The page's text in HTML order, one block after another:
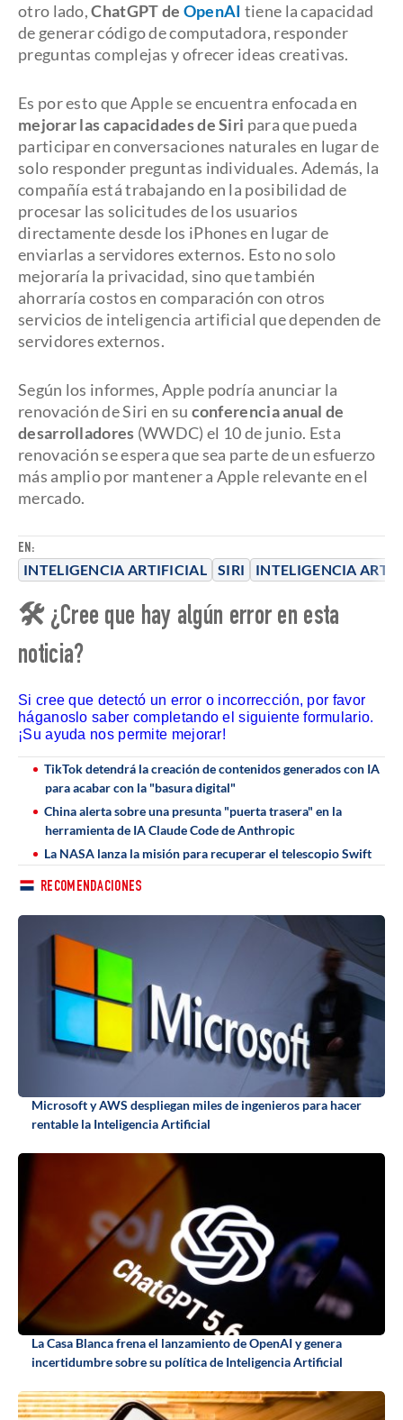
EN:
INTELIGENCIA ARTIFICIAL SIRI INTELIGENCIA
otro lado,ChatGPT de OpenAI tiene la capacidad
de generar código de computadora, responder
preguntas complejas y ofrecer ideas creativas.
Es por esto que Apple se encuentra enfocada en
mejorar las capacidades de Siri para que pueda
participar en conversaciones naturales en lugar de
solo responder preguntas individuales. Además, la
compañía está trabajando en la posibilidad de
procesar las solicitudes de los usuarios
directamente desde los iPhones en lugar de
enviarlas a servidores externos. Esto no solo
mejoraría la privacidad, sino que también
ahorraría costos en comparación con otros
servicios de inteligencia artificial que dependen de
servidores externos.
Según los informes, Apple podría anunciar la
renovación de Siri en su conferencia anual de
desarrolladores (WWDC) el 10 de junio. Esta
renovación se espera que sea parte de un esfuerzo
más amplio por mantener a Apple relevante en el
mercado.
🛠 ¿Cree que hay algún error en esta
noticia?
Si cree que detectó un error o incorrección, por favor
háganoslo saber completando el siguiente formulario.
¡Su ayuda nos permite mejorar!
TikTok detendrá la creación de contenidos generados con IA
para acabar con la "basura digital"
China alerta sobre una presunta "puerta trasera" en la
herramienta de IA Claude Code de Anthropic
La NASA lanza la misión para recuperar el telescopio Swift
RECOMENDACIONES
Microsoft y AWS despliegan miles de ingenieros para hacer
rentable la Inteligencia Artificial
La Casa Blanca frena el lanzamiento de OpenAI y genera
incertidumbre sobre su política de Inteligencia Artificial